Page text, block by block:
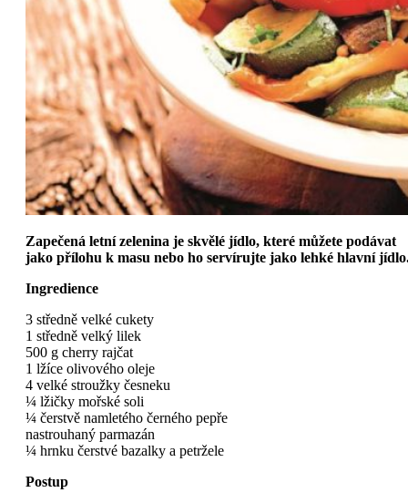
Zapečená letní zelenina je skvělé jídlo, které můžete podávat
jako přílohu k masu nebo ho servírujte jako lehké hlavní
Ingredience
3 středně velké cukety
1 středně velký lilek
500 g cherry rajčat
1 lžíce olivového oleje
4 velké stroužky česneku
¼ lžičky mořské soli
¼ čerstvě namletého černého pepře
nastrouhaný parmazán
¼ hrnku čerstvé bazalky a petržele
Postup